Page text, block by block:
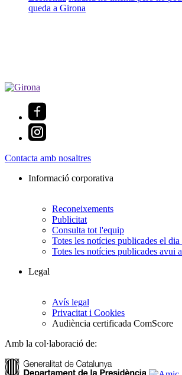
queda a Girona
Contacta amb nosaltres
Informació corporativa
Reconeixements
Publicitat
Consulta tot l'equip
Totes les notícies publicades el
Totes les notícies publicades avui
Legal
Avís legal
Privacitat i Cookies
Audiència certificada ComScore
Amb la col·laboració de: